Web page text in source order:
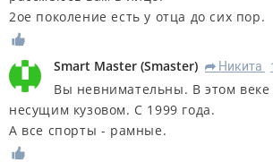
2ое поколение есть у отца до сих пор.
Smart Master (Smaster) R Никита
Вы невнимательны. В этом веке
несущим кузовом. С 1999 года.
А все спорты - рамные.